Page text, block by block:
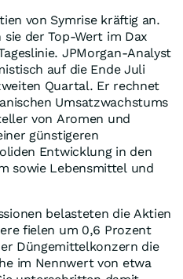
von Symrise kräftig an.
der Top-Wert im Dax
JPMorgan-Analyst
auf die Ende Juli
Quartal. Er rechnet
Umsatzwachstums
von Aromen und
günstigeren
Entwicklung in den
sowie Lebensmittel und
belasteten die Aktien
fielen um 0,6 Prozent
Düngemittelkonzern die
im Nennwert von etwa